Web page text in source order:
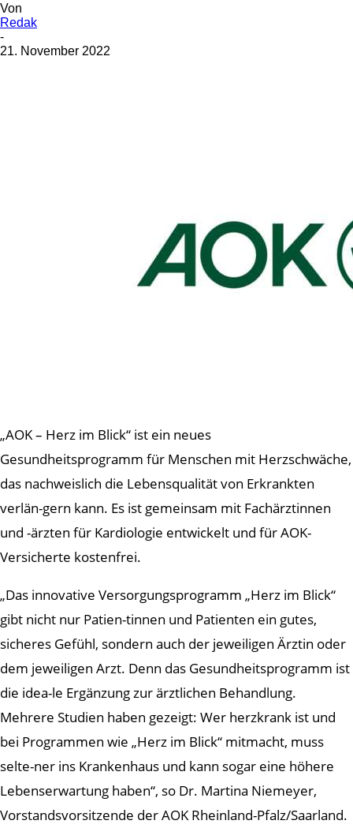
Von
Redak
-
21. November 2022
„AOK – Herz im Blick“ ist ein neues
Gesundheitsprogramm für Menschen mit Herzschwäche,
das nachweislich die Lebensqualität von Erkrankten
verlän-gern kann. Es ist gemeinsam mit Fachärztinnen
und -ärzten für Kardiologie entwickelt und für AOK-
Versicherte kostenfrei.
„Das innovative Versorgungsprogramm „Herz im Blick“
gibt nicht nur Patien-tinnen und Patienten ein gutes,
sicheres Gefühl, sondern auch der jeweiligen Ärztin oder
dem jeweiligen Arzt. Denn das Gesundheitsprogramm ist
die idea-le Ergänzung zur ärztlichen Behandlung.
Mehrere Studien haben gezeigt: Wer herzkrank ist und
bei Programmen wie „Herz im Blick“ mitmacht, muss
selte-ner ins Krankenhaus und kann sogar eine höhere
Lebenserwartung haben“, so Dr. Martina Niemeyer,
Vorstandsvorsitzende der AOK Rheinland-Pfalz/Saarland.